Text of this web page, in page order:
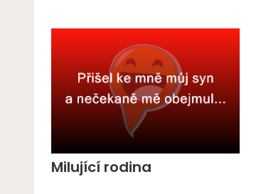
Milující rodina